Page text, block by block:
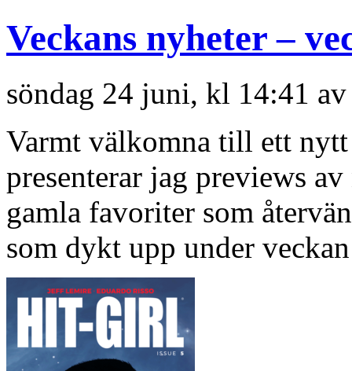
Veckans nyheter –
söndag 24 juni, kl 14:41 av
Varmt välkomna till ett
presenterar jag previews
gamla favoriter som
som dykt upp under